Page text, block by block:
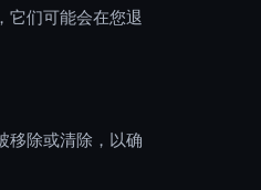
它们可能会在您退
移除或清除，以确